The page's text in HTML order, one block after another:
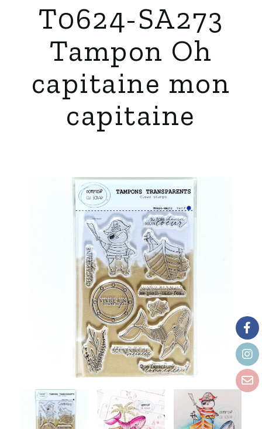
T0624-SA273
Tampon Oh
capitaine mon
capitaine